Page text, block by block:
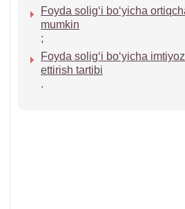
Foyda soligʻi boʻyicha
mumkin
;
Foyda soligʻi boʻyicha
ettirish tartibi
.